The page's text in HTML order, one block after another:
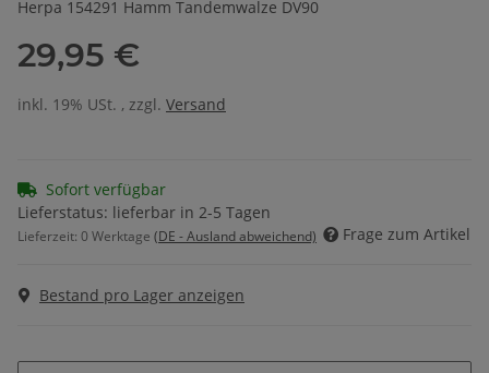
Herpa 154291 Hamm Tandemwalze DV90
29,95 €
inkl. 19% USt. , zzgl. Versand
Sofort verfügbar
Lieferstatus: lieferbar in 2-5 Tagen
Lieferzeit: 0 Werktage (DE - Ausland abweichend) Frage zum Artikel
Bestand pro Lager anzeigen